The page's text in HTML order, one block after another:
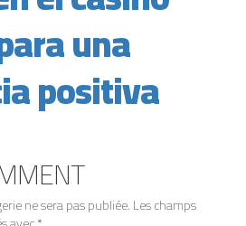
una
positiva
ne sera pas publiée.Les champs